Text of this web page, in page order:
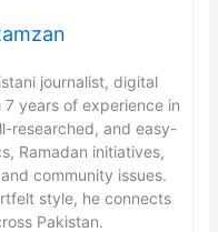
journalist, digital
years of experience in
researched, and easy-
Ramadan initiatives,
community issues.
style, he connects
Pakistan.